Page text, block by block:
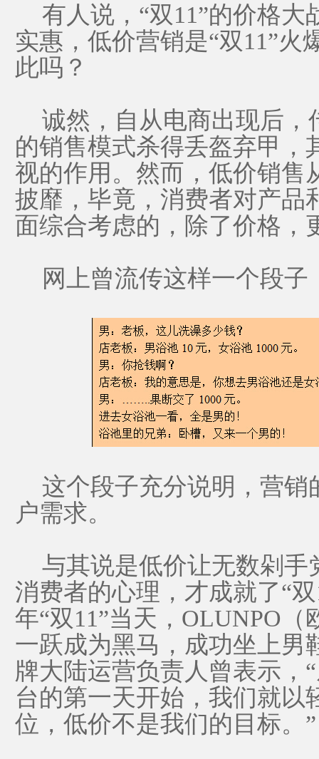
有人说，“双11”的价格大
实惠，低价营销是“双11”
此吗？
诚然，自从电商出现后，
的销售模式杀得丢盔弃甲，
视的作用。然而，低价销售
披靡，毕竟，消费者对产品
面综合考虑的，除了价格，
网上曾流传这样一个段子
这个段子充分说明，营销
户需求。
与其说是低价让无数剁手
消费者的心理，才成就了“
年“双11”当天，OLUNPO
一跃成为黑马，成功坐上男
牌大陆运营负责人曾表示，
台的第一天开始，我们就以
位，低价不是我们的目标。”